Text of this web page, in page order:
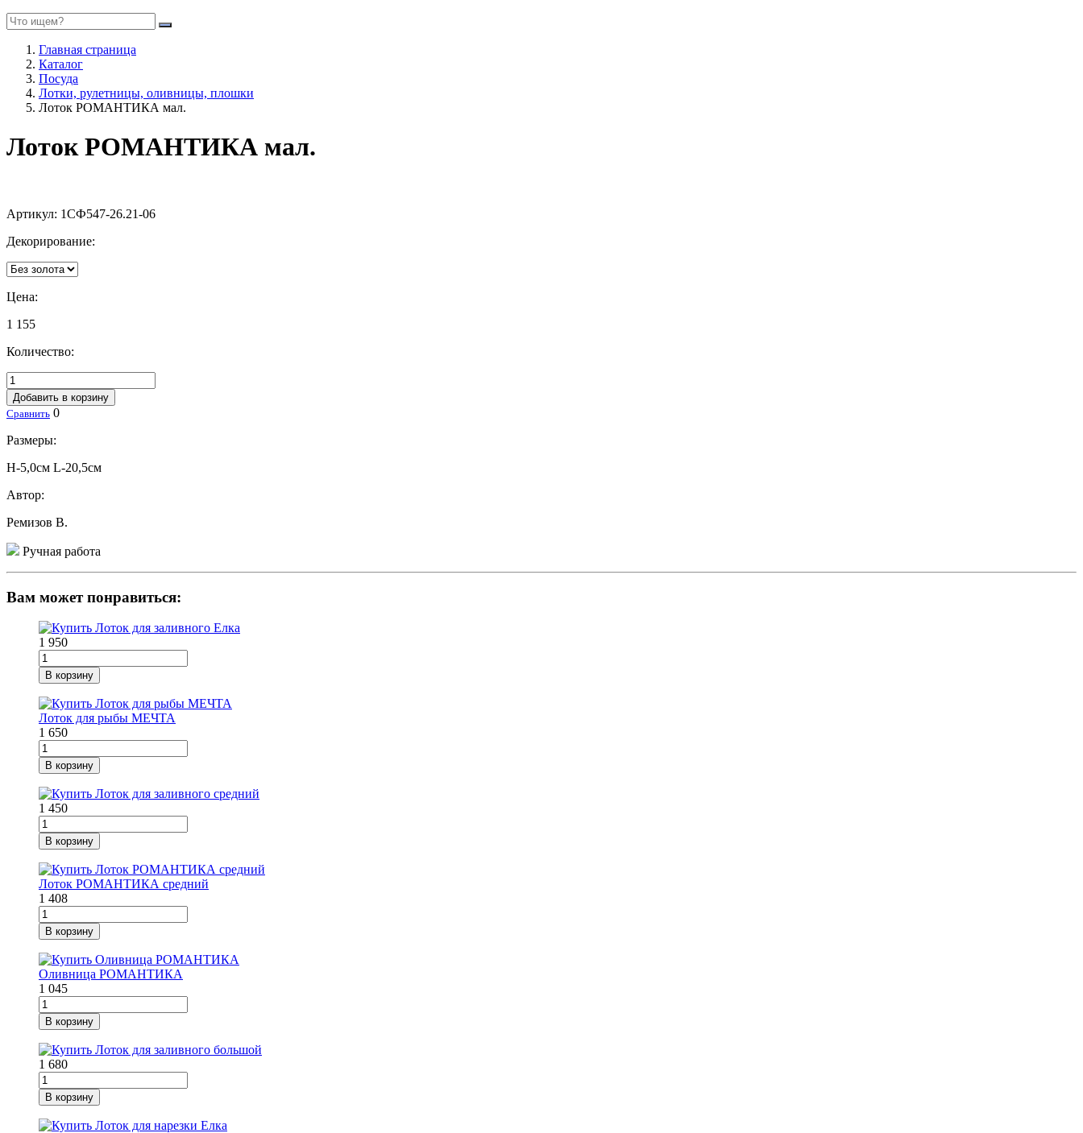
Главная страница
Каталог
Посуда
Лотки, рулетницы, оливницы, плошки
Лоток РОМАНТИКА мал.
Лоток РОМАНТИКА мал.
Артикул: 1СФ547-26.21-06
Декорирование:
Цена:
1 155
Количество:
Добавить в корзину
Сравнить 0
Размеры:
Н-5,0см L-20,5см
Автор:
Ремизов В.
Ручная работа
Вам может понравиться:
1 950
В корзину
Лоток для рыбы МЕЧТА
1 650
В корзину
1 450
В корзину
Лоток РОМАНТИКА средний
1 408
В корзину
Оливница РОМАНТИКА
1 045
В корзину
1 680
В корзину